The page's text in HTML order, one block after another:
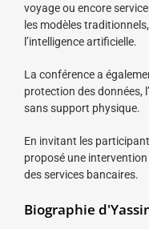
voyage ou encore
les modèles
l’intelligence artificielle.
La conférence a
protection des données,
sans support physique.
En invitant les
proposé une
des services bancaires.
Biographie